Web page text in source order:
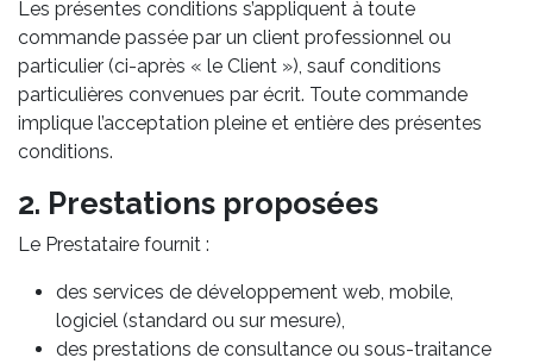
Les présentes conditions s’appliquent à toute
commande passée par un client professionnel ou
particulier (ci-après « le Client »), sauf conditions
particulières convenues par écrit. Toute commande
implique l’acceptation pleine et entière des présentes
conditions.
2. Prestations proposées
Le Prestataire fournit :
des services de développement web, mobile,
logiciel (standard ou sur mesure),
des prestations de consultance ou sous-traitance